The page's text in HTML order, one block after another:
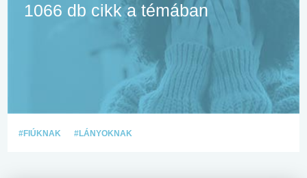
1066 db cikk a témában
#FIÚKNAK #LÁNYOKNAK